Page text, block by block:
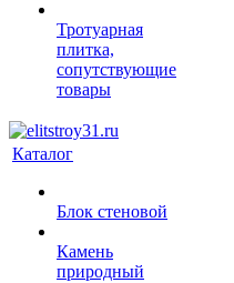
Тротуарная
плитка,
cопутствующие
товары
Каталог
Блок стеновой
Камень
природный